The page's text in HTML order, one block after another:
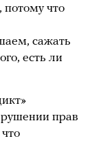
что
сажать
есть ли
прав